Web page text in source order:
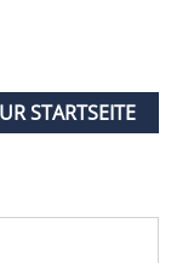
STARTSEITE